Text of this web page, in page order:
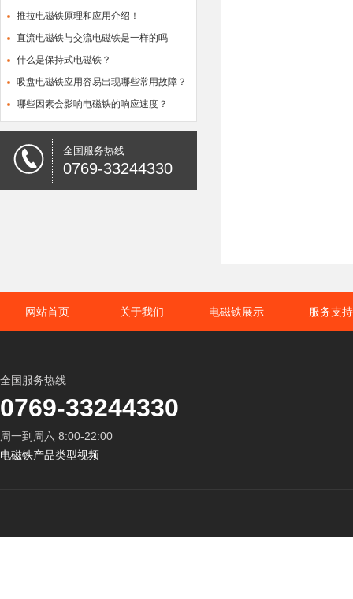
推拉电磁铁原理和应用介绍！
直流电磁铁与交流电磁铁是一样的吗
什么是保持式电磁铁？
吸盘电磁铁应用容易出现哪些常用故障？
哪些因素会影响电磁铁的响应速度？
全国服务热线
0769-33244330
网站首页 关于我们 电磁铁展示 服务支持
全国服务热线
0769-33244330
周一到周六 8:00-22:00
电磁铁产品类型视频